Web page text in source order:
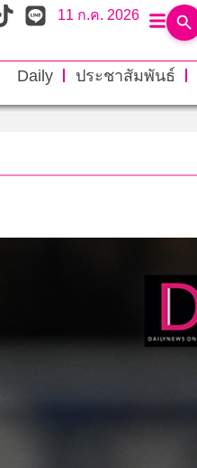
11 ก.ค. 2026
Daily ประชาสัมพันธ์